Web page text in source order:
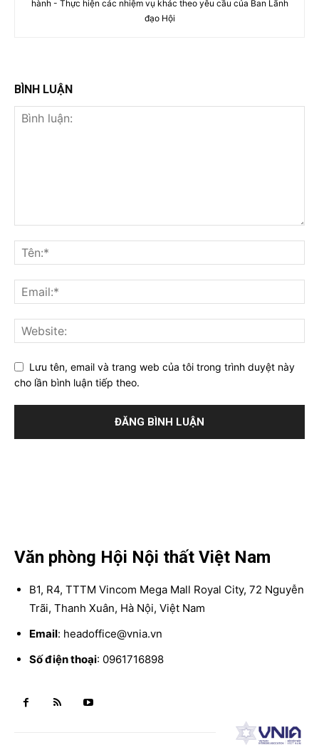
hành - Thực hiện các nhiệm vụ khác theo yêu cầu của Ban Lãnh
đạo Hội
BÌNH LUẬN
Lưu tên, email và trang web của tôi trong trình duyệt này
cho lần bình luận tiếp theo.
Văn phòng Hội Nội thất Việt Nam
B1, R4, TTTM Vincom Mega Mall Royal City, 72 Nguyễn
Trãi, Thanh Xuân, Hà Nội, Việt Nam
Email: headoffice@vnia.vn
Số điện thoại: 0961716898